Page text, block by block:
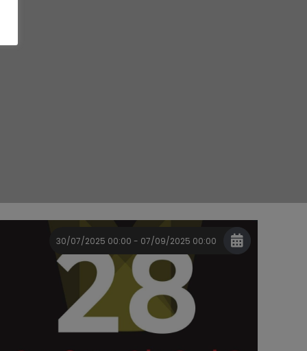
30/07/2025 00:00 - 07/09/2025 00:00